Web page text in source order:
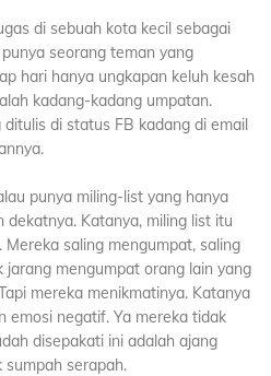
di sebuah kota kecil sebagai
seorang teman yang
hari hanya ungkapan keluh kesah
kadang-kadang umpatan.
di status FB kadang di email
punya miling-list yang hanya
Katanya, miling list itu
saling mengumpat, saling
jarang mengumpat orang lain yang
mereka menikmatinya. Katanya
emosi negatif. Ya mereka tidak
disepakati ini adalah ajang
serapah.